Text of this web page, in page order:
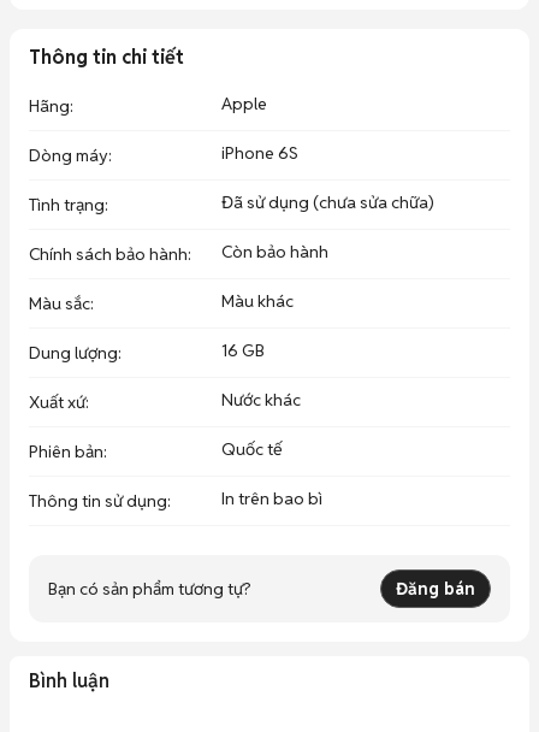
Thông tin chi tiết
Hãng: Apple
Dòng máy: iPhone 6S
Tình trạng: Đã sử dụng (chưa sửa chữa)
Chính sách bảo hành: Còn bảo hành
Màu sắc: Màu khác
Dung lượng: 16 GB
Xuất xứ: Nước khác
Phiên bản: Quốc tế
Thông tin sử dụng: In trên bao bì
Bạn có sản phẩm tương tự? Đăng bán
Bình luận